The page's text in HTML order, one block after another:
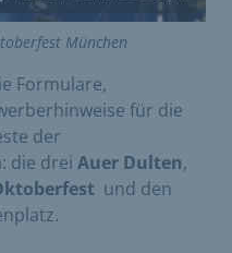
München
Formulare,
für die
der
die drei Auer Dulten,
und den